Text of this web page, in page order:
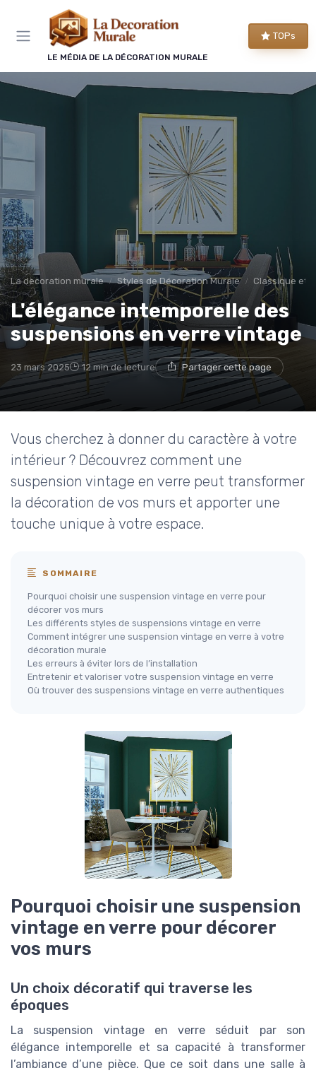
LE MÉDIA DE LA DÉCORATION MURALE
TOPs
La decoration murale Styles de Décoration Murale Classique et
L'élégance intemporelle des
suspensions en verre vintage
23 mars 2025 12 min de lecture Partager cette page
Vous cherchez à donner du caractère à votre
intérieur ? Découvrez comment une
suspension vintage en verre peut transformer
la décoration de vos murs et apporter une
touche unique à votre espace.
SOMMAIRE
Pourquoi choisir une suspension vintage en verre pour
décorer vos murs
Les différents styles de suspensions vintage en verre
Comment intégrer une suspension vintage en verre à votre
décoration murale
Les erreurs à éviter lors de l’installation
Entretenir et valoriser votre suspension vintage en verre
Où trouver des suspensions vintage en verre authentiques
Pourquoi choisir une suspension
vintage en verre pour décorer
vos murs
Un choix décoratif qui traverse les
époques
La suspension vintage en verre séduit par son
élégance intemporelle et sa capacité à transformer
l’ambiance d’une pièce. Que ce soit dans une salle à
Panneau de gestion des cookies